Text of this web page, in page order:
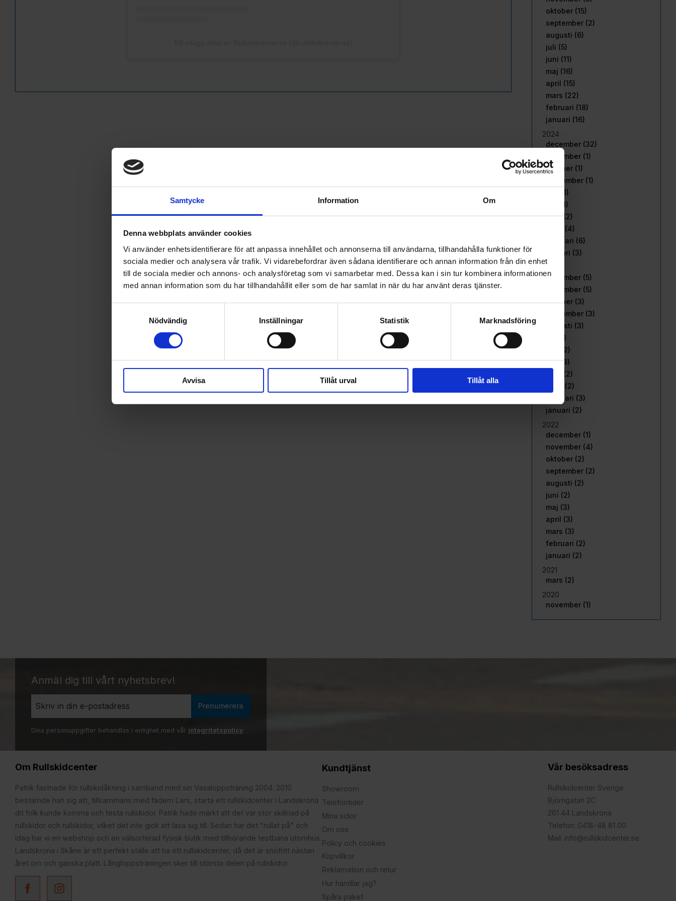
Samtycke Information Om
Denna webbplats använder cookies
Vi använder enhetsidentifierare för att anpassa innehållet och annonserna till användarna, tillhandahålla funktioner för
sociala medier och analysera vår trafik. Vi vidarebefordrar även sådana identifierare och annan information från din enhet
till de sociala medier och annons- och analysföretag som vi samarbetar med. Dessa kan i sin tur kombinera informationen
med annan information som du har tillhandahållit eller som de har samlat in när du har använt deras tjänster.
Nödvändig
Inställningar Statistik Marknadsföring
Avvisa Tillåt urval Tillåt alla
oktober (15)
september (2)
augusti (6)
juli (5)
juni (11)
maj (16)
april (15)
mars (22)
februari (18)
januari (16)
2024
december (32)
november (1)
oktober (1)
september (1)
juni (1)
maj (1)
april (2)
mars (4)
februari (6)
januari (3)
december (5)
november (5)
oktober (3)
september (3)
augusti (3)
juli (1)
juni (2)
maj (3)
april (2)
mars (2)
februari (3)
januari (2)
2022
december (1)
november (4)
oktober (2)
september (2)
augusti (2)
juni (2)
maj (3)
april (3)
mars (3)
februari (2)
januari (2)
2021
mars (2)
2020
november (1)
Anmäl dig till vårt nyhetsbrev!
Prenumerera
Dina personuppgifter behandlas i enlighet med vår integritetspolicy.
Om Rullskidcenter
Patrik fastnade för rullskidåkning i samband med sin Vasaloppsträning 2004. 2010
bestämde han sig att, tillsammans med fadern Lars, starta ett rullskidcenter i Landskrona
dit folk kunde komma och testa rullskidor. Patrik hade märkt att det var stor skillnad på
rullskidor och rullskidor, vilket det inte gick att läsa sig till. Sedan har det "rullat på" och
idag har vi en webshop och en välsorterad fysisk butik med tillhörande testbana utomhus.
Landskrona i Skåne är ett perfekt ställe att ha ett rullskidcenter, då det är snöfritt nästan
året om och ganska platt. Långloppsträningen sker till största delen på rullskidor.
Kundtjänst
Showroom
Telefontider
Mina sidor
Om oss
Policy och cookies
Köpvillkor
Reklamation och retur
Hur handlar jag?
Spåra paket
Vår besöksadress
Rullskidcenter Sverige
Björngatan 2C
261 44 Landskrona
Telefon: 0418-48 81 00
Mail: info@rullskidcenter.se